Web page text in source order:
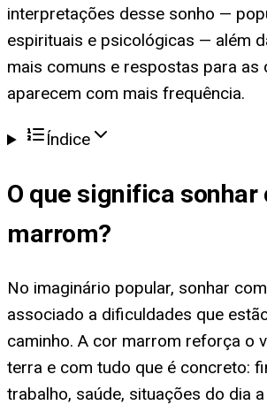
interpretações desse sonho —
espirituais e psicológicas — além
mais comuns e respostas para as
aparecem com mais frequência.
Índice
O que significa sonhar
marrom?
No imaginário popular, sonhar
associado a dificuldades que
caminho. A cor marrom reforça o
terra e com tudo que é concreto:
trabalho, saúde, situações do dia